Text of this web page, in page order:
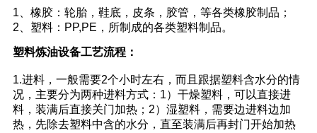
1、橡胶：轮胎，鞋底，皮条，胶管，等各类橡胶制品；
2、塑料：PP,PE，所制成的各类塑料制品。
塑料炼油设备工艺流程：
1.进料，一般需要2个小时左右，而且跟据塑料含水分的情
况，主要分为两种进料方式：1）干燥塑料，可以直接进
料，装满后直接关门加热；2）湿塑料，需要边进料边加
热，先除去塑料中含的水分，直至装满后再封门开始加热